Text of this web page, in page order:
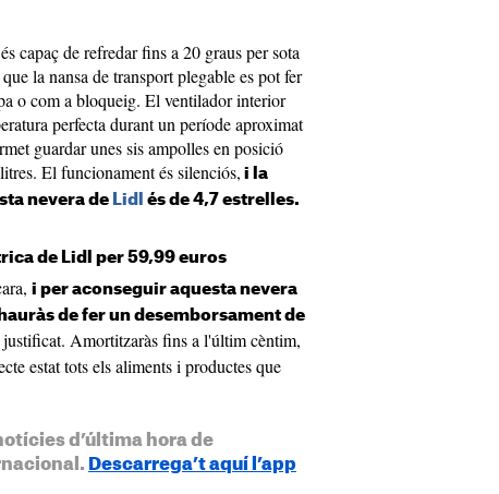
capaç de refredar fins a 20 graus per sota
la nansa de transport plegable es pot fer
o com a bloqueig. El ventilador interior
perfecta durant un període aproximat
guardar unes sis ampolles en posició
El funcionament és silenciós, i la
nevera de Lidl és de 4,7 estrelles.
de Lidl per 59,99 euros
i per aconseguir aquesta nevera
de fer un desemborsament de
justificat. Amortitzaràs fins a l'últim cèntim,
estat tots els aliments i productes que
d’última hora de
Descarrega’t aquí l’app